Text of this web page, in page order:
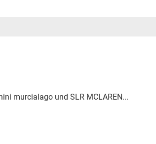
murcialago und SLR MCLAREN...